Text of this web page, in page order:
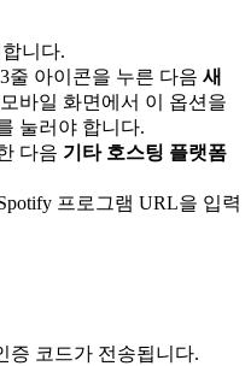
니다.
줄 아이콘을 누른 다음 새
바일 화면에서 이 옵션을
눌러야 합니다.
다음 기타 호스팅 플랫폼
프로그램 URL을 입력
증 코드가 전송됩니다.